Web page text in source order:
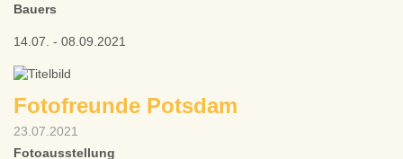
Bauers
14.07. - 08.09.2021
Fotofreunde Potsdam
23.07.2021
Fotoausstellung